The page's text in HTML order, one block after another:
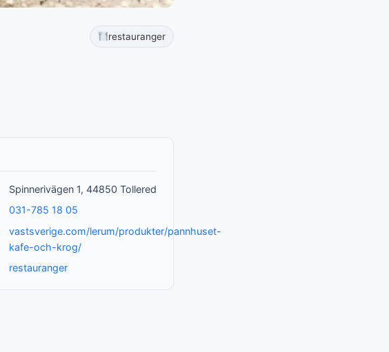
restauranger
Spinnerivägen 1, 44850 Tollered
031-785 18 05
vastsverige.com/lerum/produkter/pannhuset-
kafe-och-krog/
restauranger